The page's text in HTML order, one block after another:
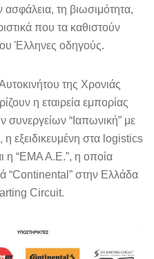
ασφάλεια, τη βιωσιμότητα,
που τα καθιστούν
Έλληνες οδηγούς.
της Χρονιάς
η εταιρεία εμπορίας
συνεργείων “Ιαπωνική” με
η εξειδικευμένη στα logistics
η “ΕΜΑ Α.Ε.”, η οποία
“Continental” στην Ελλάδα
Circuit.